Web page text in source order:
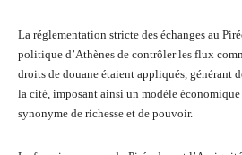
La réglementation stricte des échanges au
politique d’Athènes de contrôler les flux
droits de douane étaient appliqués, générant
la cité, imposant ainsi un modèle
synonyme de richesse et de pouvoir.